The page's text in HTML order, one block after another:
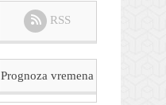
RSS
Prognoza vremena